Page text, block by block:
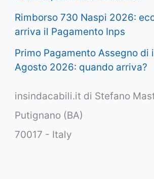
Rimborso 730 Naspi 2026:
arriva il Pagamento Inps
Primo Pagamento Assegno di
Agosto 2026: quando arriva?
insindacabili.it di Stefano
Putignano (BA)
70017 - Italy